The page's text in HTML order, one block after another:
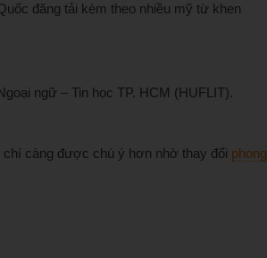
đăng tải kèm theo nhiều mỹ từ khen
ngữ – Tin học TP. HCM (HUFLIT).
càng được chú ý hơn nhờ thay đổi phong